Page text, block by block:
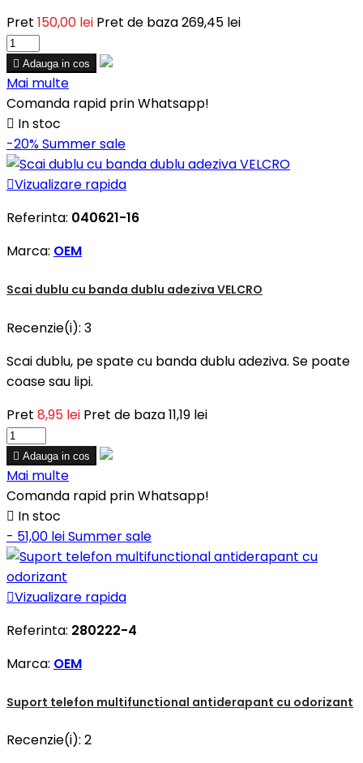
Pret 150,00 lei Pret de baza269,45 lei
 Adauga in cos
Mai multe
Comanda rapid prin Whatsapp!
 In stoc
-20%Summer sale
Vizualizare rapida
Referinta: 040621-16
Marca: OEM
Scai dublu cu banda dublu adeziva VELCRO
Recenzie(i): 3
Scai dublu, pe spate cu banda dublu adeziva. Se poate
coase sau lipi.
Pret 8,95 lei Pret de baza11,19 lei
 Adauga in cos
Mai multe
Comanda rapid prin Whatsapp!
 In stoc
- 51,00 leiSummer sale
Vizualizare rapida
Referinta: 280222-4
Marca: OEM
Suport telefon multifunctional antiderapant cu odorizant
Recenzie(i): 2